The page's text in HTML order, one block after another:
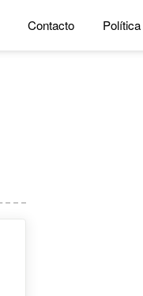
Contacto Política